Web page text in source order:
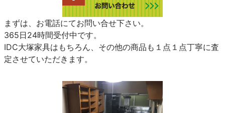
まずは、お電話にてお問い合せ下さい。
365日24時間受付中です。
IDC大塚家具はもちろん、その他の商品も１点１点丁寧に査
定させていただきます。